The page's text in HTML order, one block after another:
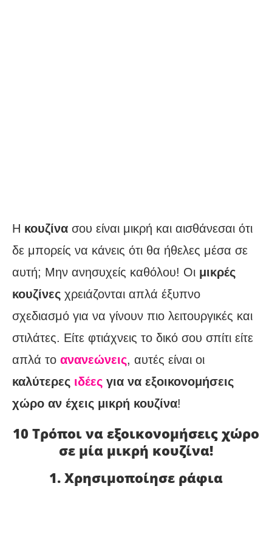
Η κουζίνα σου είναι μικρή και αισθάνεσαι ότι
δε μπορείς να κάνεις ότι θα ήθελες μέσα σε
αυτή; Μην ανησυχείς καθόλου! Οι μικρές
κουζίνες χρειάζονται απλά έξυπνο
σχεδιασμό για να γίνουν πιο λειτουργικές και
στιλάτες. Είτε φτιάχνεις το δικό σου σπίτι είτε
απλά το ανανεώνεις, αυτές είναι οι
καλύτερες ιδέες για να εξοικονομήσεις
χώρο αν έχεις μικρή κουζίνα!
10 Τρόποι να εξοικονομήσεις χώρο
σε μία μικρή κουζίνα!
1. Χρησιμοποίησε ράφια